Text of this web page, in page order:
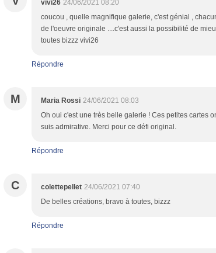
vivi26 24/06/2021 08:20
coucou , quelle magnifique galerie, c'est génial ,
de l'oeuvre originale ....c'est aussi la possibilité de
toutes bizzz vivi26
Répondre
M Maria Rossi 24/06/2021 08:03
Oh oui c'est une très belle galerie ! Ces petites cartes
suis admirative. Merci pour ce défi original.
Répondre
C colettepellet 24/06/2021 07:40
De belles créations, bravo à toutes, bizzz
Répondre